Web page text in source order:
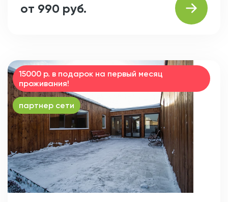
от 990 руб.
15000 р. в подарок на первый месяц
проживания!
партнер сети